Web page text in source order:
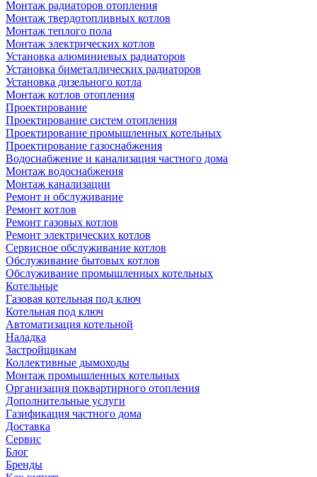
Монтаж радиаторов отопления
Монтаж твердотопливных котлов
Монтаж теплого пола
Монтаж электрических котлов
Установка алюминиевых радиаторов
Установка биметаллических радиаторов
Установка дизельного котла
Монтаж котлов отопления
Проектирование
Проектирование систем отопления
Проектирование промышленных котельных
Проектирование газоснабжения
Водоснабжение и канализация частного дома
Монтаж водоснабжения
Монтаж канализации
Ремонт и обслуживание
Ремонт котлов
Ремонт газовых котлов
Ремонт электрических котлов
Сервисное обслуживание котлов
Обслуживание бытовых котлов
Обслуживание промышленных котельных
Котельные
Газовая котельная под ключ
Котельная под ключ
Автоматизация котельной
Наладка
Застройщикам
Коллективные дымоходы
Монтаж промышленных котельных
Организация поквартирного отопления
Дополнительные услуги
Газификация частного дома
Доставка
Сервис
Блог
Бренды